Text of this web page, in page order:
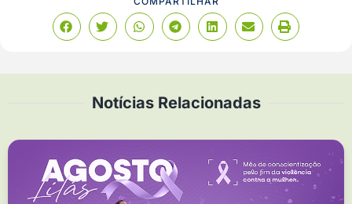
Notícias Relacionadas